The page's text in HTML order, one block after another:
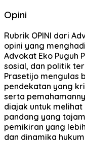
Opini
Rubrik OPINI dari
opini yang
Advokat Eko Puguh
sosial, dan politik
Prasetijo mengulas
pendekatan yang
serta
diajak untuk
pandang yang
pemikiran yang
dan dinamika